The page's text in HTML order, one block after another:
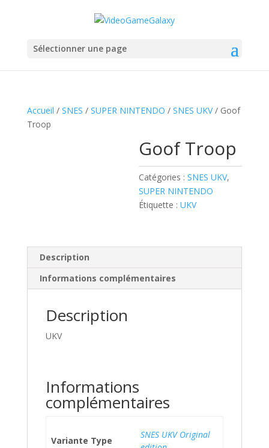
Sélectionner une page
Accueil / SNES / SUPER NINTENDO / SNES UKV/ Goof
Troop
Goof Troop
Catégories :SNES UKV,
SUPER NINTENDO
Étiquette :UKV
Description
Informations complémentaires
Description
UKV
Informations
complémentaires
Variante Type
SNES UKV Original